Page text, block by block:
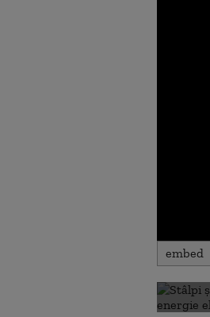
0
seconds
0
seconds
90%
embed